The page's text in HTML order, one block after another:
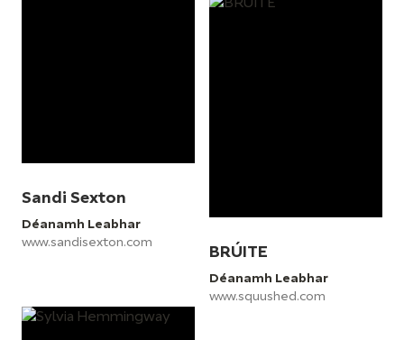
Sandi Sexton
Déanamh Leabhar
www.sandisexton.com
BRÚITE
Déanamh Leabhar
www.squushed.com